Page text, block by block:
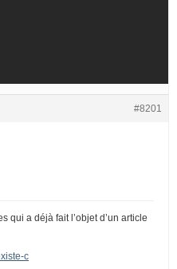
#8201
qui a déjà fait l’objet d’un article
c